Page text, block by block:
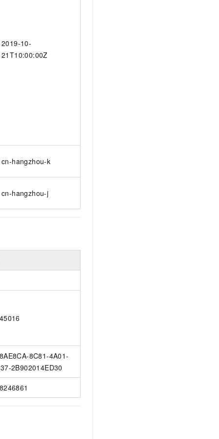
2019-10-
21T10:00:00Z
cn-hangzhou-k
cn-hangzhou-j
8C81-4A01-
2B902014ED30